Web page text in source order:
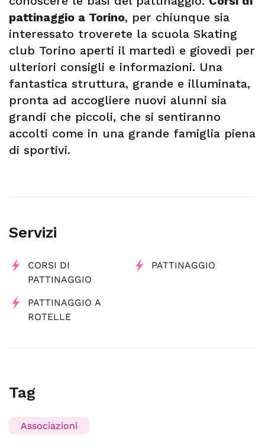
pattinaggio a Torino, per chiunque sia
interessato troverete la scuola Skating
club Torino aperti il martedì e giovedì per
ulteriori consigli e informazioni. Una
fantastica struttura, grande e illuminata,
pronta ad accogliere nuovi alunni sia
grandi che piccoli, che si sentiranno
accolti come in una grande famiglia piena
di sportivi.
Servizi
CORSI DI
PATTINAGGIO
PATTINAGGIO
PATTINAGGIO A
ROTELLE
Tag
Associazioni